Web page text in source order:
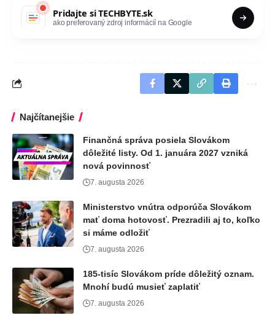
Pridajte siTECHBYTE.sk
ako preferovaný zdroj informácií na Google
Najčítanejšie
Finančná správa posiela Slovákom
dôležité listy. Od 1. januára 2027 vzniká
nová povinnosť
7. augusta 2026
Ministerstvo vnútra odporúča Slovákom
mať doma hotovosť. Prezradili aj to, koľko
si máme odložiť
7. augusta 2026
185-tisíc Slovákom príde dôležitý oznam.
Mnohí budú musieť zaplatiť
7. augusta 2026